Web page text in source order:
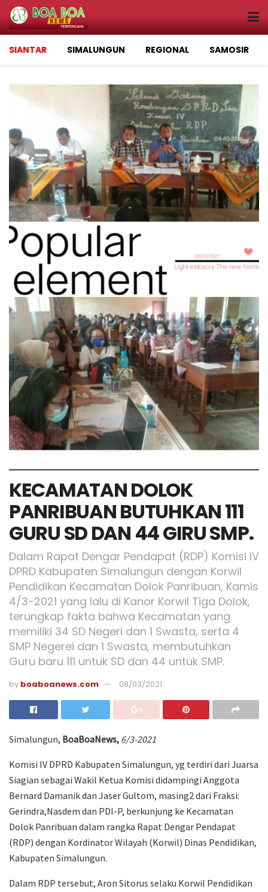
SIANTAR SIMALUNGUN REGIONAL SAMOSIR
KECAMATAN DOLOK
PANRIBUAN BUTUHKAN 111
GURU SD DAN 44 GIRU SMP.
Dalam Rapat Dengar Pendapat (RDP) Komisi IV
DPRD Kabupaten Simalungun dengan Korwil
Pendidikan Kecamatan Dolok Panribuan, Kamis
4/3-2021 yang lalu di Kanor Korwil Tiga Dolok,
terungkap fakta bahwa Kecamatan yang
memiliki 34 SD Negeri dan 1 Swasta, serta 4
SMP Negerei dan 1 Swasta, membutuhkan
Guru baru 111 untuk SD dan 44 untuk SMP.
by boaboanews.com 08/03/2021
Simalungun, BoaBoaNews, 6/3-2021
Komisi IV DPRD Kabupaten Simalungun, yg terdiri dari Juarsa
Siagian sebagai Wakil Ketua Komisi didampingi Anggota
Bernard Damanik dan Jaser Gultom, masing2 dari Fraksi:
Gerindra,Nasdem dan PDI-P, berkunjung ke Kecamatan
Dolok Panribuan dalam rangka Rapat Dengar Pendapat
(RDP) dengan Kordinator Wilayah (Korwil) Dinas Pendidikan,
Kabupaten Simalungun.
Dalam RDP tersebut, Aron Sitorus selaku Korwil Pendidikan